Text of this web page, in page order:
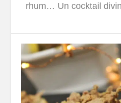
rhum… Un cocktail divin